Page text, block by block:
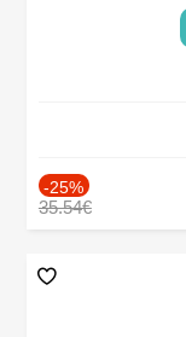
-25%
35.54€